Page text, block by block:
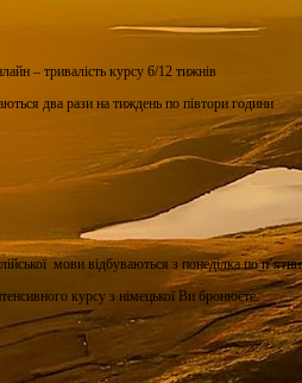
– тривалість курсу 6/12 тижнів
два рази на тиждень по півтори години
мови відбуваються з понеділка по
курсу з німецької Ви бронюєте.